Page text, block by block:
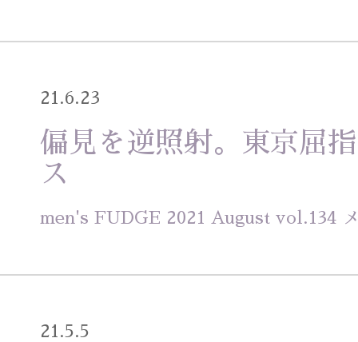
21.6.23
偏見を逆照射。東京屈
ス
men's FUDGE 2021 August vol.134
21.5.5